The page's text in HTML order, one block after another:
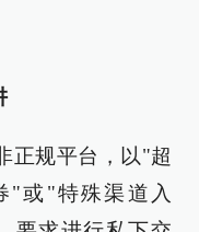
正规平台，以"超
"或"特殊渠道入